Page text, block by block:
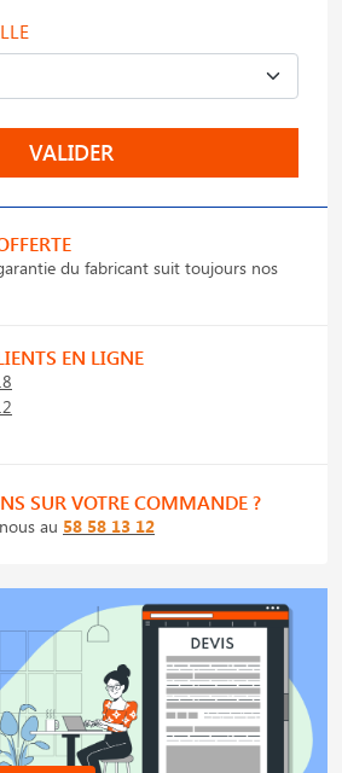
VALIDER
du fabricant suit toujours nos
EN LIGNE
SUR VOTRE COMMANDE ?
au 58 58 13 12